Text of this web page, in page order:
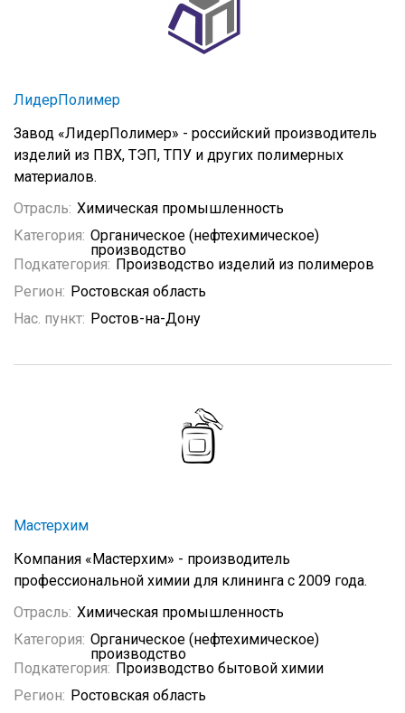
ЛидерПолимер
Завод «ЛидерПолимер» - российский производитель
изделий из ПВХ, ТЭП, ТПУ и других полимерных
материалов.
Отрасль: Химическая промышленность
Категория: Органическое (нефтехимическое)
производство
Подкатегория: Производство изделий из полимеров
Регион: Ростовская область
Нас. пункт: Ростов-на-Дону
Мастерхим
Компания «Мастерхим» - производитель
профессиональной химии для клининга с 2009 года.
Отрасль: Химическая промышленность
Категория: Органическое (нефтехимическое)
производство
Подкатегория: Производство бытовой химии
Регион: Ростовская область